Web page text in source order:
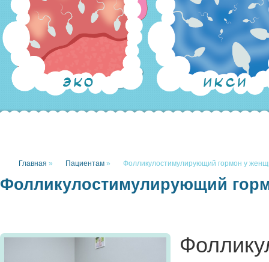
Главная » Пациентам » Фолликулостимулирующий гормон у
Фолликулостимулирующий